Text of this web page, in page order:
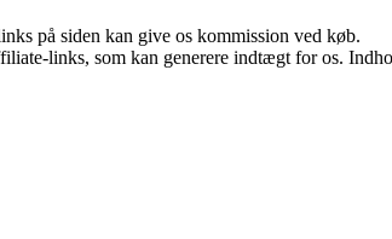
på siden kan give os kommission ved køb.
links, som kan generere indtægt for os.